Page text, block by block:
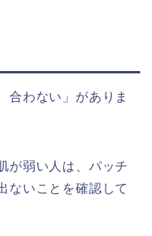
合わない」がありま
が弱い人は、パッチ
ないことを確認して